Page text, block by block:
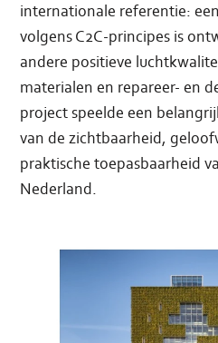
internationale referentie:
volgens C2C-principes is
andere positieve
materialen en repareer- en
project speelde een
van de zichtbaarheid,
praktische toepasbaarheid
Nederland.